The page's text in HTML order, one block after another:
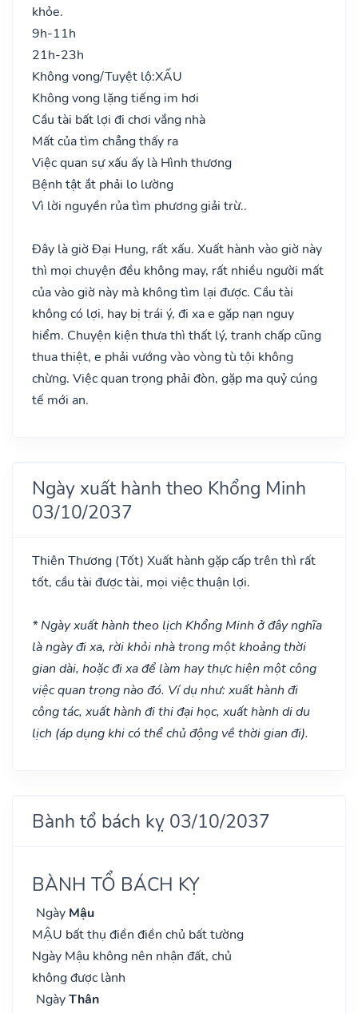
khỏe.
9h-11h
21h-23h
Không vong/Tuyệt lộ:XẤU
Không vong lặng tiếng im hơi
Cầu tài bất lợi đi chơi vắng nhà
Mất của tìm chẳng thấy ra
Việc quan sự xấu ấy là Hình thương
Bệnh tật ắt phải lo lường
Vì lời nguyền rủa tìm phương giải trừ..
Đây là giờ Đại Hung, rất xấu. Xuất hành vào giờ này
thì mọi chuyện đều không may, rất nhiều người mất
của vào giờ này mà không tìm lại được. Cầu tài
không có lợi, hay bị trái ý, đi xa e gặp nạn nguy
hiểm. Chuyện kiện thưa thì thất lý, tranh chấp cũng
thua thiệt, e phải vướng vào vòng tù tội không
chừng. Việc quan trọng phải đòn, gặp ma quỷ cúng
tế mới an.
Ngày xuất hành theo Khổng Minh
03/10/2037
Thiên Thương (Tốt) Xuất hành gặp cấp trên thì rất
tốt, cầu tài được tài, mọi việc thuận lợi.
* Ngày xuất hành theo lịch Khổng Minh ở đây nghĩa
là ngày đi xa, rời khỏi nhà trong một khoảng thời
gian dài, hoặc đi xa để làm hay thực hiện một công
việc quan trọng nào đó. Ví dụ như: xuất hành đi
công tác, xuất hành đi thi đại học, xuất hành di du
lịch (áp dụng khi có thể chủ động về thời gian đi).
Bành tổ bách kỵ 03/10/2037
BÀNH TỔ BÁCH KỴ
Ngày Mậu
MẬU bất thụ điền điền chủ bất tường
Ngày Mậu không nên nhận đất, chủ
không được lành
NgàyThân